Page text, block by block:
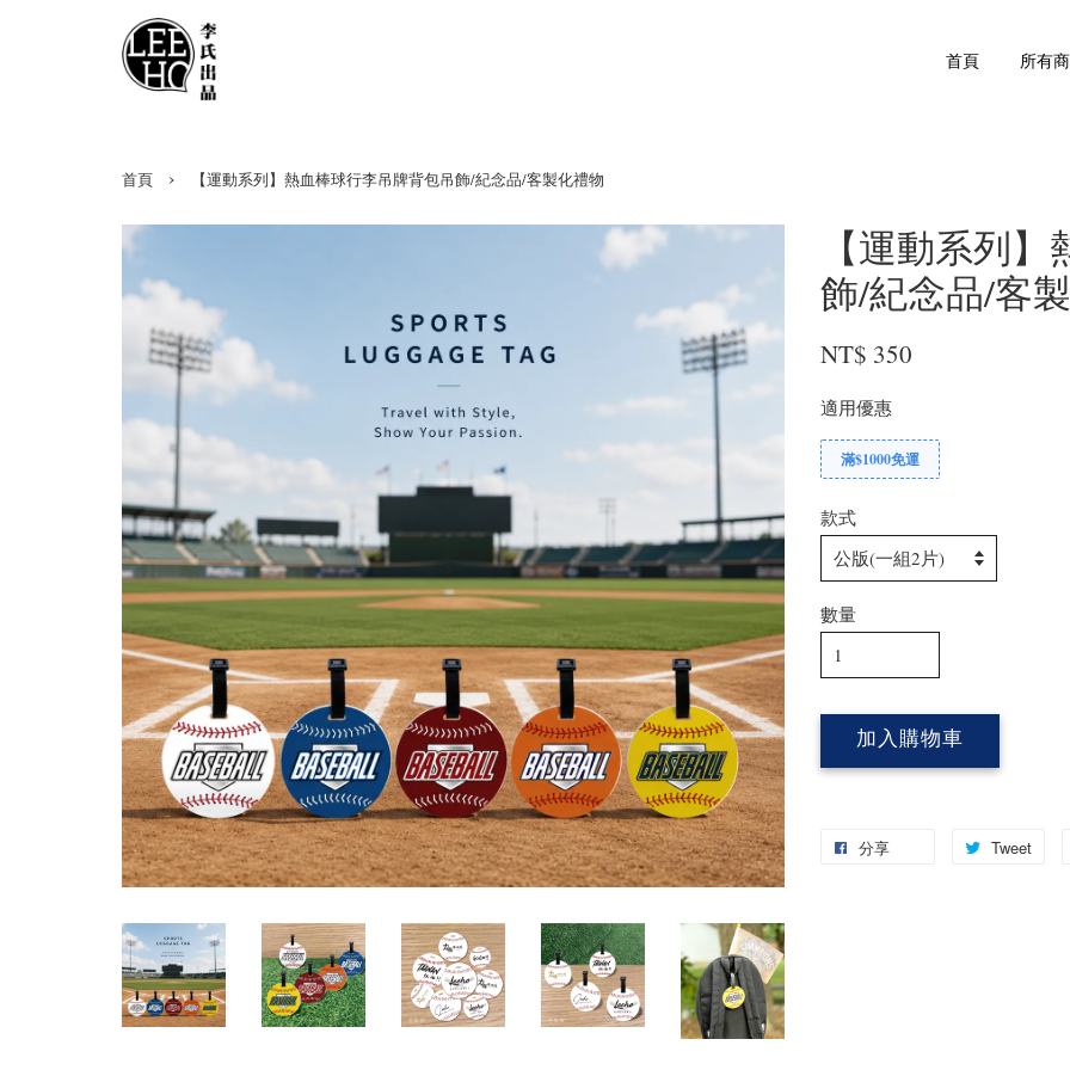
首頁 所有
首頁 › 【運動系列】熱血棒球行李吊牌背包吊飾/紀念品/客製化禮物
【運動系列
飾/紀念品/客
NT$ 350
適用優惠
滿$1000免運
款式
數量
加入購物車
分享 Tweet